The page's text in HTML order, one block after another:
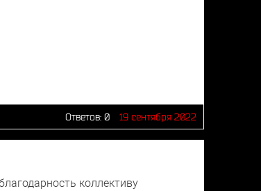
Ответов: 0 19 сентября 2022
коллективу